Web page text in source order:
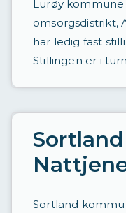
Lurøy
omsorgsdistrikt,
har ledig fast
Stillingen er i
Sortland